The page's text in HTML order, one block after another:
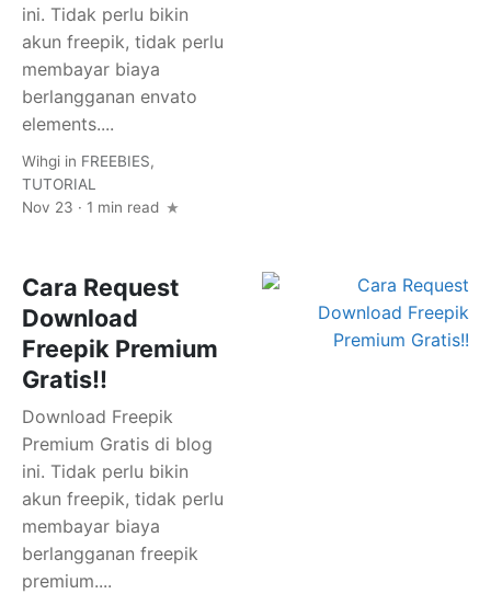
ini. Tidak perlu bikin
akun freepik, tidak perlu
membayar biaya
berlangganan envato
elements....
Wihgi in FREEBIES,
TUTORIAL
Nov 23 · 1 min read
Cara Request
Download
Freepik Premium
Gratis!!
Download Freepik
Premium Gratis di blog
ini. Tidak perlu bikin
akun freepik, tidak perlu
membayar biaya
berlangganan freepik
premium....